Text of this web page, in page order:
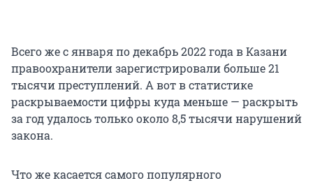
Всего же с января по декабрь 2022 года в Казани
правоохранители зарегистрировали больше 21
тысячи преступлений. А вот в статистике
раскрываемости цифры куда меньше — раскрыть
за год удалось только около 8,5 тысячи нарушений
закона.
Что же касается самого популярного